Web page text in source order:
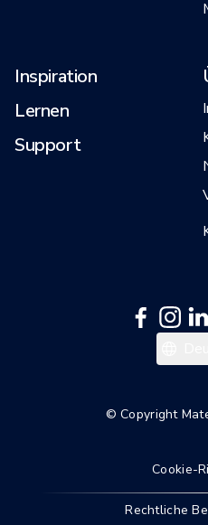
Inspiration
Lernen
Support
© Copyright
Cookie-
Rechtliche